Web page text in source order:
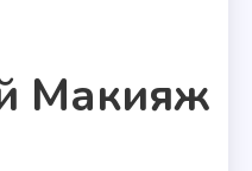
Макияж